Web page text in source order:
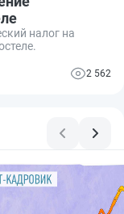
налог на
2 562